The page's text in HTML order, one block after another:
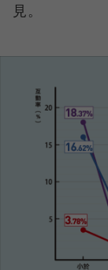
見。